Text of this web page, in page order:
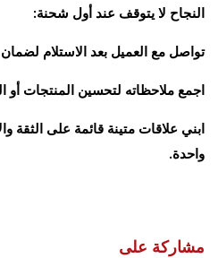
النجاح لا يتوقف عند أول شحنة:
تواصل مع العميل بعد الاستلام
اجمع ملاحظاته لتحسين المنتجات أو
ابني علاقات متينة قائمة على الثقة
واحدة.
مشاركة على